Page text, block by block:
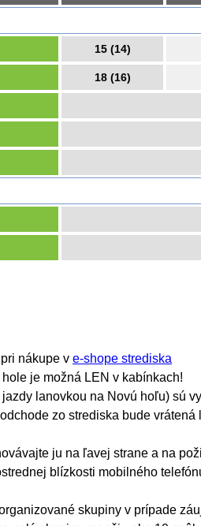
15 (14)
18 (16)
nákupe v e-shope strediska
je možná LEN v kabínkach!
lanovkou na Novú hoľu) sú
zo strediska bude
ju na ľavej strane a na
blízkosti mobilného
skupiny v prípade